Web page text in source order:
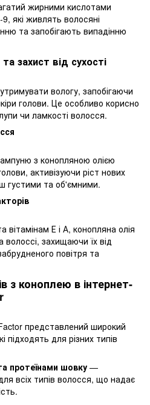
жирними кислотами
які живлять волосяні
та запобігають випадінню
захист від сухості
вологу, запобігаючи
голови. Це особливо корисно
чи ламкості волосся.
з конопляною олією
активізуючи ріст нових
густими та об'ємними.
Е і А, конопляна олія
захищаючи їх від
повітря та
з коноплею в інтернет-
представлений широкий
підходять для різних типів
протеїнами шовку —
всіх типів волосся, що надає